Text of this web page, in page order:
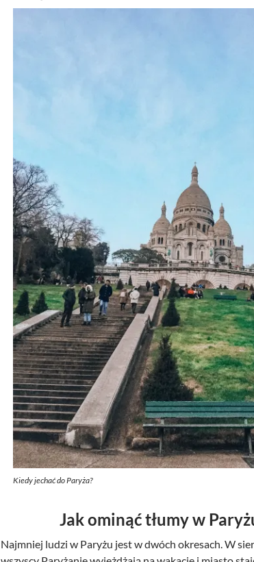
Kiedy jechać do Paryża?
Jak ominąć tłumy w
Najmniej ludzi w Paryżu jest w dwóch okresach. W